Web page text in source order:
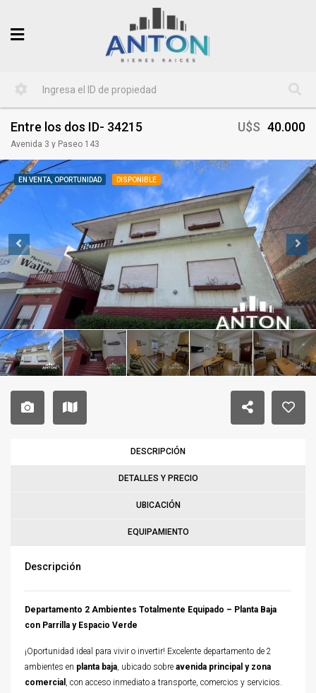
Entre los dos ID- 34215
Avenida 3 y Paseo 143
U$S 40.000
EN VENTA, OPORTUNIDAD DISPONIBLE
DESCRIPCIÓN
DETALLES Y PRECIO
UBICACIÓN
EQUIPAMIENTO
Descripción
Departamento 2 Ambientes Totalmente Equipado – Planta Baja
con Parrilla y Espacio Verde
¡Oportunidad ideal para vivir o invertir! Excelente departamento de 2
ambientes en planta baja, ubicado sobre avenida principal y zona
comercial , con acceso inmediato a transporte, comercios y servicios.